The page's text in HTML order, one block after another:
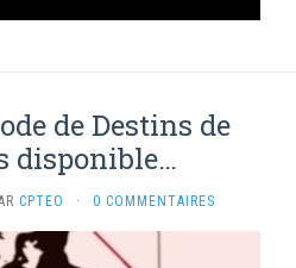
de Destins de
disponible…
CPTEO · 0 COMMENTAIRES